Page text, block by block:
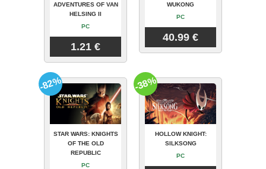
ADVENTURES OF VAN
HELSING II
PC
1.21 €
WUKONG
PC
40.99 €
STAR WARS: KNIGHTS
OF THE OLD
REPUBLIC
PC
-82%
HOLLOW KNIGHT:
SILKSONG
PC
-38%